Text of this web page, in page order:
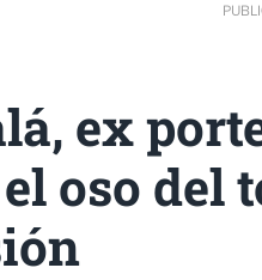
ex
oso del